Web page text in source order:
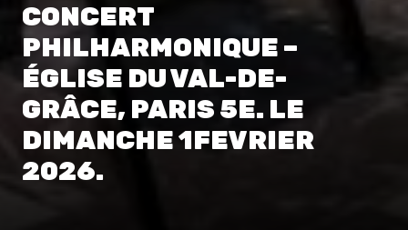
CONCERT
PHILHARMONIQUE –
ÉGLISE DU VAL-DE-
GRÂCE, PARIS 5E. LE
DIMANCHE 1FEVRIER
2026.